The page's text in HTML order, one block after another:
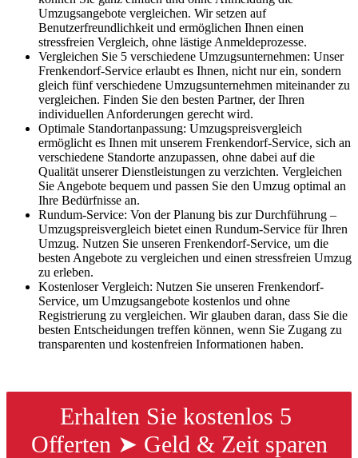
Umzugsangebote vergleichen. Wir setzen auf
Benutzerfreundlichkeit und ermöglichen Ihnen einen
stressfreien Vergleich, ohne lästige Anmeldeprozesse.
Vergleichen Sie 5 verschiedene Umzugsunternehmen: Unser
Frenkendorf-Service erlaubt es Ihnen, nicht nur ein, sondern
gleich fünf verschiedene Umzugsunternehmen miteinander zu
vergleichen. Finden Sie den besten Partner, der Ihren
individuellen Anforderungen gerecht wird.
Optimale Standortanpassung: Umzugspreisvergleich
ermöglicht es Ihnen mit unserem Frenkendorf-Service, sich an
verschiedene Standorte anzupassen, ohne dabei auf die
Qualität unserer Dienstleistungen zu verzichten. Vergleichen
Sie Angebote bequem und passen Sie den Umzug optimal an
Ihre Bedürfnisse an.
Rundum-Service: Von der Planung bis zur Durchführung –
Umzugspreisvergleich bietet einen Rundum-Service für Ihren
Umzug. Nutzen Sie unseren Frenkendorf-Service, um die
besten Angebote zu vergleichen und einen stressfreien Umzug
zu erleben.
Kostenloser Vergleich: Nutzen Sie unseren Frenkendorf-
Service, um Umzugsangebote kostenlos und ohne
Registrierung zu vergleichen. Wir glauben daran, dass Sie die
besten Entscheidungen treffen können, wenn Sie Zugang zu
transparenten und kostenfreien Informationen haben.
Erhalten Sie kostenlos 5
Offerten ➤ Geld & Zeit sparen